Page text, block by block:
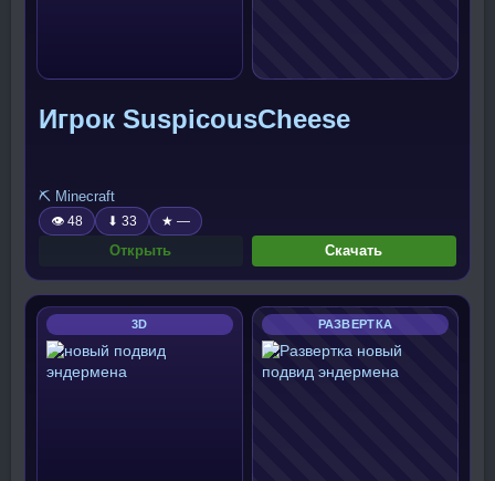
Игрок SuspicousCheese
⛏️ Minecraft
👁 48 ⬇ 33 ★ —
Открыть Скачать
3D РАЗВЕРТКА